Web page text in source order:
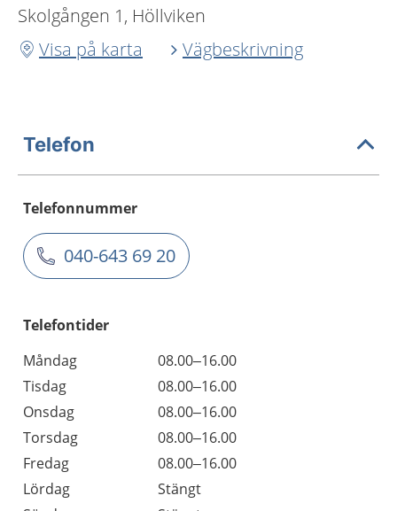
Skolgången 1, Höllviken
Visa på karta
Vägbeskrivning
Telefon
Telefonnummer
040-643 69 20
Telefontider
Måndag
08.00–16.00
Tisdag
08.00–16.00
Onsdag
08.00–16.00
Torsdag
08.00–16.00
Fredag
08.00–16.00
Lördag
Stängt